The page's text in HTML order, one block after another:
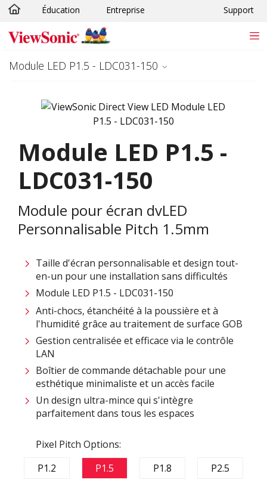
Passer au contenu principal
Éducation Entreprise Support
Module LED P1.5 - LDC031-150
Module LED P1.5 -
LDC031-150
Module pour écran dvLED
Personnalisable Pitch 1.5mm
Taille d'écran personnalisable et design tout-
en-un pour une installation sans difficultés ​
Module LED P1.5 - LDC031-150
Anti-chocs, étanchéité à la poussière et à
l'humidité grâce au traitement de surface GOB
Gestion centralisée et efficace via le contrôle
LAN ​
Boîtier de commande détachable pour une
esthétique minimaliste et un accès facile​
Un design ultra-mince qui s'intègre
parfaitement dans tous les espaces​
Pixel Pitch Options:
P1.2
P1.5 P1.8 P2.5